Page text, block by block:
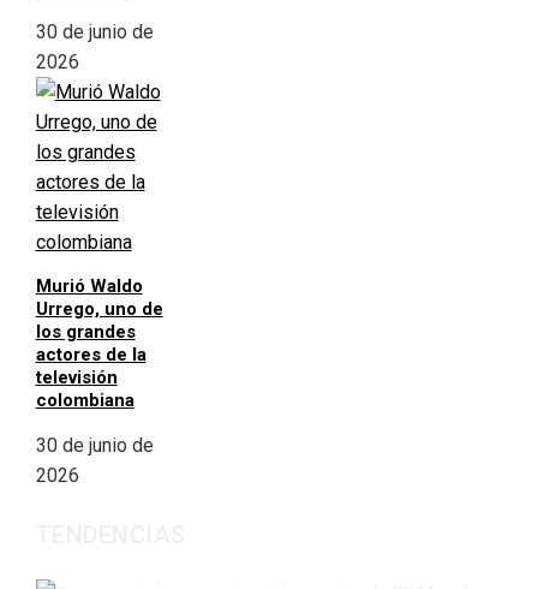
30 de junio de
2026
Murió Waldo
Urrego, uno de
los grandes
actores de la
televisión
colombiana
30 de junio de
2026